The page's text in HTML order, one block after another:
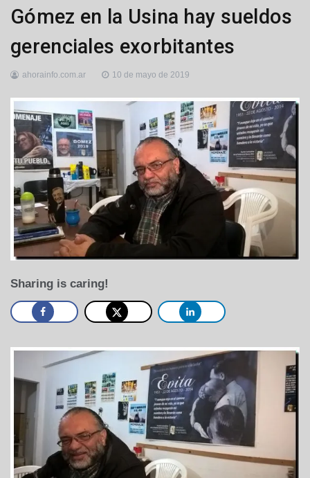
Política
Gómez en la Usina hay sueldos
gerenciales exorbitantes
ahorainfo.com.ar 10 de mayo de 2019
Sharing is caring!